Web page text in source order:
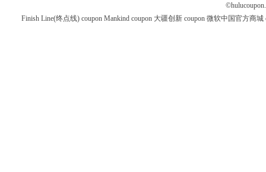
©
Finish Line(终点线) coupon Mankind coupon 大疆创新 coupon 微软中国官方商城